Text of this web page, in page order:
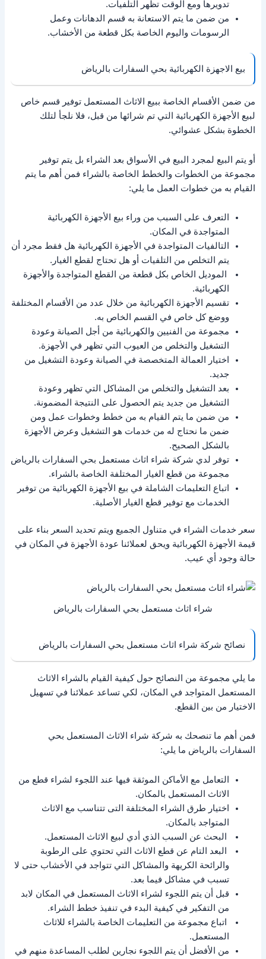
تدويرها ومع الوقت تظهر التلفيات.
من ضمن ما يتم الاستعانة به قسم الدهانات وعمل
الرسومات واليوم الخاصة بكل قطعة من الأخشاب.
بيع الاجهزة الكهربائية بحي السفارات بالرياض
من ضمن الأقسام الخاصة ببيع الاثاث المستعمل توفير قسم خاص
لبيع الأجهزة الكهربائية التي تم شرائها من قبل، فلا نلجأ لتلك
الخطوة بشكل عشوائي.
أو يتم البيع لمجرد البيع في الأسواق بعد الشراء بل يتم توفير
مجموعة من الخطوات والخطط الخاصة بالشراء فمن أهم ما يتم
القيام به من خطوات العمل ما يلي:
التعرف على السبب من وراء بيع الأجهزة الكهربائية
المتواجدة في المكان.
التالفيات المتواجدة في الأجهزة الكهربائية هل فقط مجرد أن
يتم التخلص من التلفيات أو هل تحتاج لقطع الغيار.
الموديل الخاص بكل قطعة من القطع المتواجدة والأجهزة
الكهربائية.
تقسيم الأجهزة الكهربائية من خلال عدد من الأقسام المختلفة
ووضع كل خاص في القسم الخاص به.
مجموعة من الفنيين والكهربائية من أجل الصيانة وعودة
التشغيل والتخلص من العيوب التي تظهر في الأجهزة.
اختيار العمالة المتخصصة في الصيانة وعودة التشغيل من
جديد.
بعد التشغيل والتخلص من المشاكل التي تظهر وعودة
التشغيل من جديد يتم الحصول على النتيجة المضمونة.
من ضمن ما يتم القيام به من خطط وخطوات عمل ومن
ضمن ما نحتاج له من خدمات هو التشغيل وعرض الأجهزة
بالشكل الصحيح.
توفر لدي شركة شراء اثاث مستعمل بحي السفارات بالرياض
مجموعة من قطع الغيار المختلفة الخاصة بالشراء.
اتباع التعليمات الشاملة في بيع الأجهزة الكهربائية من توفير
الخدمات مع توفير قطع الغيار الأصلية.
سعر خدمات الشراء في متناول الجميع ويتم تحديد السعر بناء على
قيمة الأجهزة الكهربائية ويحق لعملائنا عودة الأجهزة في المكان في
حالة وجود أي عيب.
شراء اثاث مستعمل بحي السفارات بالرياض
نصائح شركة شراء اثاث مستعمل بحي السفارات بالرياض
ما يلي مجموعة من النصائح حول كيفية القيام بالشراء الاثاث
المستعمل المتواجد في المكان، لكي تساعد عملائنا في تسهيل
الاختيار من بين القطع.
فمن أهم ما تنصحك به شركة شراء الاثاث المستعمل بحي
السفارات بالرياض ما يلي:
التعامل مع الأماكن الموثقة فيها عند اللجوء لشراء قطع من
الاثاث المستعمل بالمكان.
اختيار طرق الشراء المختلفة التى تتناسب مع الاثاث
المتواجد بالمكان.
البحث عن السبب الذي أدي لبيع الاثاث المستعمل.
البعد التام عن قطع الاثاث التي تحتوي على الرطوبة
والرائحة الكريهة والمشاكل التي تتواجد في الأخشاب حتى لا
تسبب في مشاكل فيما بعد.
قبل أن يتم اللجوء لشراء الاثاث المستعمل في المكان لابد
من التفكير في كيفية البدء في تنفيذ خطط الشراء.
اتباع مجموعة من التعليمات الخاصة بالشراء للاثاث
المستعمل.
من الأفضل أن يتم اللجوء نجارين لطلب المساعدة منهم في